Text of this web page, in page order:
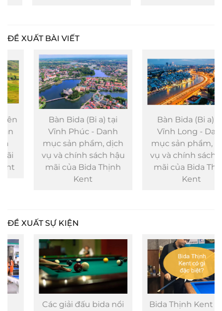
ĐỀ XUẤT BÀI VIẾT
Bàn Bida (Bi a) tại
Vĩnh Phúc - Danh
mục sản phẩm, dịch
vụ và chính sách hậu
mãi của Bida Thịnh
Bàn Bida (Bi a) tại
Vĩnh Long - Danh
mục sản phẩm, dịch
vụ và chính sách hậu
mãi của Bida Thịnh
ĐỀ XUẤT SỰ KIỆN
Các giải đấu bida nổi
Bida Thịnh Kent có gì